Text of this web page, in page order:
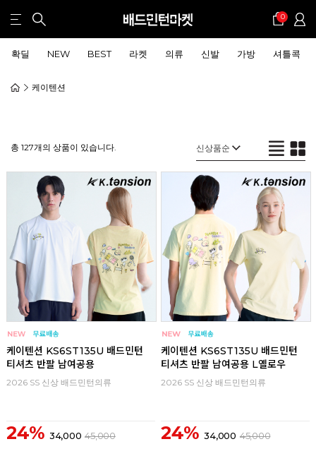
0
확딜 NEW BEST 라켓 의류 신발 가방 셔틀콕
케이텐션
총 127개의 상품이 있습니다.
케이텐션 KS6ST135U 배드민턴
티셔츠 반팔 남여공용
2026 SS 신상 배드민턴의류
24% 34,000 45,000
케이텐션 KS6ST135U 배드민턴
티셔츠 반팔 남여공용 L옐로우
2026 SS 신상 배드민턴의류
24% 34,000 45,000